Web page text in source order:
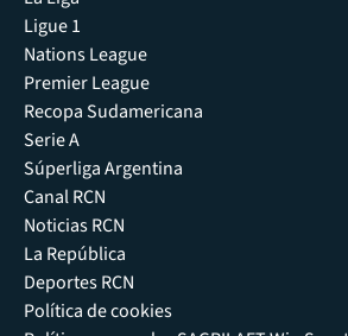
Ligue 1
Nations League
Premier League
Recopa Sudamericana
Serie A
Súperliga Argentina
Canal RCN
Noticias RCN
La República
Deportes RCN
Política de cookies